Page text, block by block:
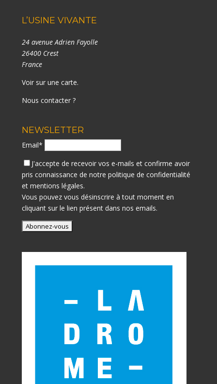
L’USINE VIVANTE
24 avenue Adrien Fayolle
26400 Crest
France
Voir sur une carte.
Nous contacter ?
NEWSLETTER
Email*
J'accepte de recevoir vos e-mails et confirme avoir
pris connaissance de notre politique de confidentialité
et mentions légales.
Vous pouvez vous désinscrire à tout moment en
cliquant sur le lien présent dans nos emails.